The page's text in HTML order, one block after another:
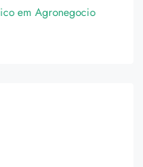
em Agronegocio